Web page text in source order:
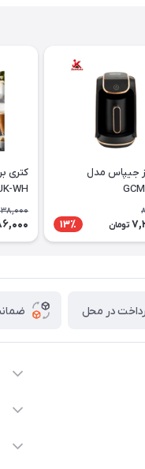
جیپاس مدل
تومان 13٪
کتری
WH
در محل